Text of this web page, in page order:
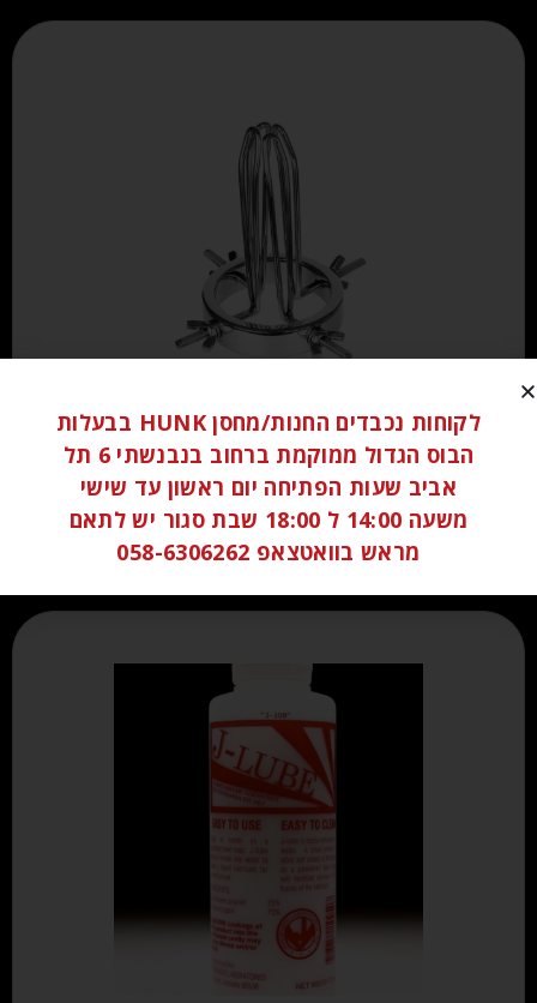
₪120.00
הוספה לסל
לקוחות נכבדים החנות/מחסן HUNK בבעלות
הבוס הגדול ממוקמת ברחוב בנבנשתי 6 תל
אביב שעות הפתיחה יום ראשון עד שישי
משעה 14:00 ל 18:00 שבת סגור יש לתאם
מראש בוואטצאפ 058-6306262